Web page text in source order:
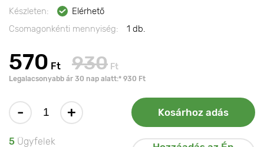
Készleten:
Elérhető
Csomagonkénti mennyiség:
1 db.
570 Ft 930 Ft
Legalacsonyabb ár 30 nap alatt:* 930 Ft
- + Kosárhoz adás
5 Ügyfelek